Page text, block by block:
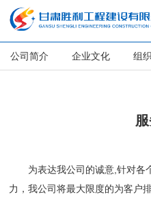
公司简介 企业文化 组
为表达我公司的诚意,针对各
力，我公司将最大限度的为客户